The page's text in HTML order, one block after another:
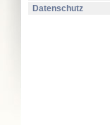
Datenschutz